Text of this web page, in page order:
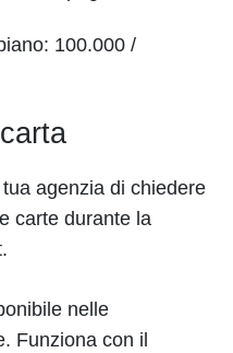
100.000 /
agenzia di chiedere
carte durante la
nelle
Funziona con il